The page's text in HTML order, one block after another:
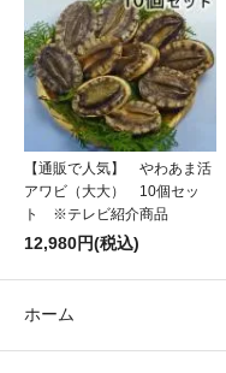
【通販で人気】 やわあま活
アワビ（大大） 10個セッ
ト ※テレビ紹介商品
12,980円(税込)
ホーム